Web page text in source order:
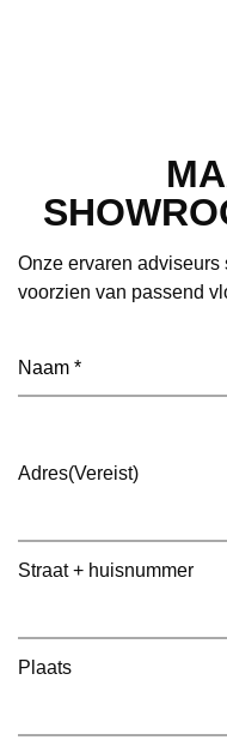
Onze ervaren adviseurs
voorzien van passend
Naam (Vereist)
Adres(Vereist)
Straat + huisnummer
Plaats